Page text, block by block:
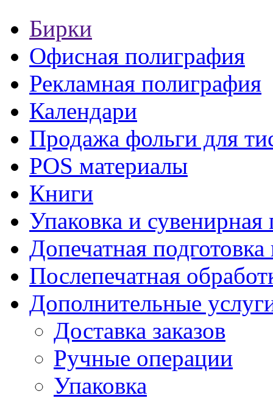
Бирки
Офисная полиграфия
Рекламная полиграфия
Календари
Продажа фольги для
POS материалы
Книги
Упаковка и
Допечатная подготовка
Послепечатная
Дополнительные
Доставка заказов
Ручные операции
Упаковка